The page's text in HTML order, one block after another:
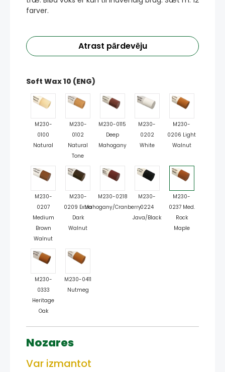
farver.
Atrast pārdevēju
Soft Wax 10 (ENG)
M230-
0100
Natural
M230-
0102
Natural
Tone
M230-0115
Deep
Mahogany
M230-
0202
White
M230-
0206 Light
Walnut
M230-
0207
Medium
Brown
Walnut
M230-
0209 Extra
Dark
Walnut
M230-0218
Mahogany/Cranberry
M230-
0224
Java/Black
M230-
0237 Med.
Rock
Maple
M230-
0333
Heritage
Oak
M230-0411
Nutmeg
Nozares
Var izmantot